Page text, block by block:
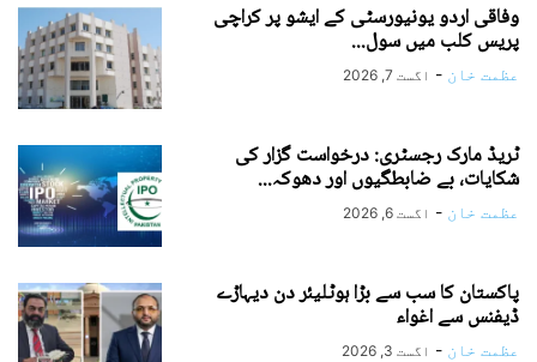
وفاقی اردو یونیورسٹی کے ایشو پر کراچی
پریس کلب میں سول...
عظمت خان - اگست 7, 2026
ٹریڈ مارک رجسٹری: درخواست گزار کی
شکایات، بے ضابطگیوں اور دھوکہ...
عظمت خان - اگست 6, 2026
پاکستان کا سب سے بڑا ہوٹلیئر دن دیہاڑے
ڈیفنس سے اغواء
عظمت خان - اگست 3, 2026